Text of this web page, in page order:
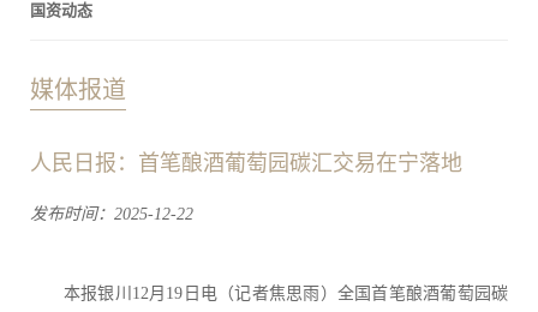
国资动态
媒体报道
人民日报：首笔酿酒葡萄园碳汇交易在宁落地
发布时间：2025-12-22
本报银川12月19日电（记者焦思雨）全国首笔酿酒葡萄园碳